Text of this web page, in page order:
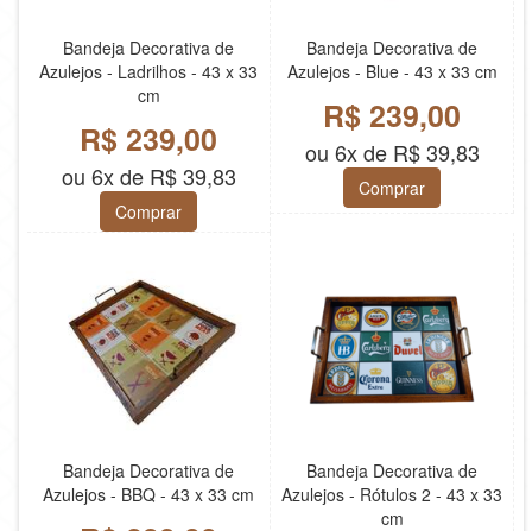
Bandeja Decorativa de
Azulejos - Ladrilhos - 43 x 33
cm
R$ 239,00
ou 6x de R$ 39,83
Comprar
Bandeja Decorativa de
Azulejos - Blue - 43 x 33 cm
R$ 239,00
ou 6x de R$ 39,83
Comprar
Bandeja Decorativa de
Azulejos - BBQ - 43 x 33 cm
Bandeja Decorativa de
Azulejos - Rótulos 2 - 43 x 33
cm